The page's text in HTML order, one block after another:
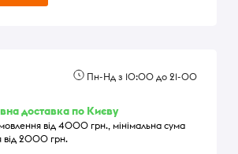
Пн-Нд з 10:00 до 21-00
доставка по Києву
від 4000 грн., мінімальна сума
від 2000 грн.